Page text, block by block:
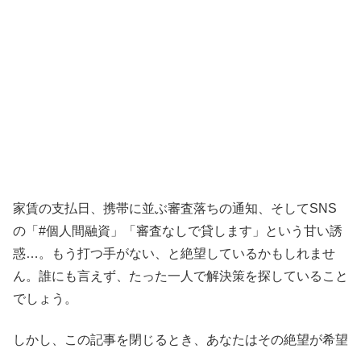
家賃の支払日、携帯に並ぶ審査落ちの通知、そしてSNS
の「#個人間融資」「審査なしで貸します」という甘い誘
惑…。もう打つ手がない、と絶望しているかもしれませ
ん。誰にも言えず、たった一人で解決策を探していること
でしょう。
しかし、この記事を閉じるとき、あなたはその絶望が希望